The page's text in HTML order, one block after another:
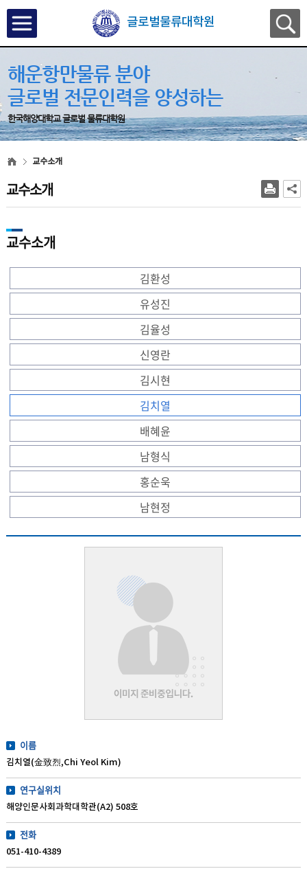
글로벌물류대학원
해운항만물류 분야
글로벌 전문인력을 양성하는
한국해양대학교 글로벌 물류대학원
교수소개
교수소개
교수소개
김환성
유성진
김율성
신영란
김시현
김치열
배혜윤
남형식
홍순욱
남현정
이름
김치열(金致烈,Chi Yeol Kim)
연구실위치
해양인문사회과학대학관(A2) 508호
전화
051-410-4389